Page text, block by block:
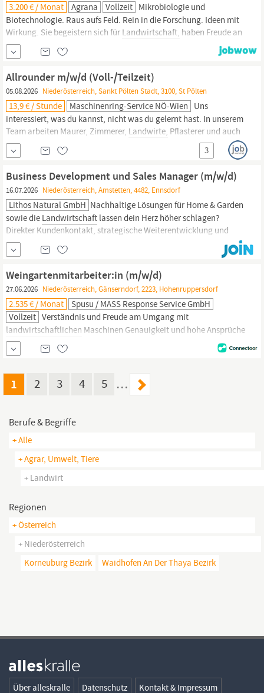
3.200 € / Monat Agrana Vollzeit Mikrobiologie und
Biotechnologie. Raus aufs Feld. Rein in die Forschung. Ideen mit
Wirkung. Sie begeistern sich für Landwirtschaft, haben Freude an
wissenschaftlichen Fragestellungen und möchten aktiv an
Lösungen für die Herausforderungen von morgen mitarbeiten? Sie
arbeiten gerne mit Menschen, entwickeln neue Ideen und
verlieren auch bei Zahlen und...
Allrounder m​/w​/d (Voll-​/Teilzeit)
05.08.2026 Niederösterreich, Sankt Pölten Stadt, 3100, St Pölten
13,9 € / Stunde Maschinenring-Service NÖ-Wien Uns
interessiert, was du kannst, nicht was du gelernt hast. In unserem
Team arbeiten Maurer, Zimmerer, Landwirte, Pflasterer und auch
Landschaftsgärtner. Bei unerwartete Situationen findest du
immer eine rasche;Lösung. Fleiß, Verlässlichkeit und
Belastbarkeit Führerschein der Klasse B, eigenes Auto sowie
Deutschkenntnisse auf dem Niveau B1 ; Was du...
3
Business Development und Sales Manager (m/w/d)
16.07.2026 Niederösterreich, Amstetten, 4482, Ennsdorf
Lithos Natural GmbH Nachhaltige Lösungen für Home & Garden
sowie die Landwirtschaft lassen dein Herz höher schlagen?
Direkter Kundenkontakt, strategische Weiterentwicklung und
innovative Produkte liegen dir im Blut? Dann suchen wir genau
dich! Wir sind ein innovatives Unternehmen, das sich auf die
Entwicklung und Herstellung hochwertiger Anwendungen mit
Weingartenmitarbeiter:in (m/w/d)
27.06.2026 Niederösterreich, Gänserndorf, 2223, Hohenruppersdorf
2.535 € / Monat
Spusu / MASS Response Service GmbH
Vollzeit Verständnis und Freude am Umgang mit
landwirtschaftlichen Maschinen Genauigkeit und hohe Ansprüche
an Qualität Teamfähigkeit, Flexibilität und
Verantwortungsbewusstsein Du sprichst fließend Deutsch Deine
spannenden Aufgaben auf dich: Durchführung aller saisonalen
Arbeiten im Weingarten mit dem...
1 2 3 4 5 …
Berufe & Begriffe
+ Alle
+ Agrar, Umwelt, Tiere
+ Landwirt
Regionen
+ Österreich
+ Niederösterreich
Korneuburg Bezirk
Waidhofen An Der Thaya Bezirk
Über alleskralle Datenschutz Kontakt & Impressum